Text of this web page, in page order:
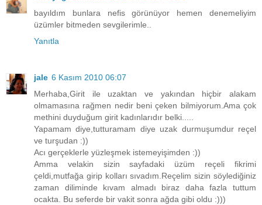
bayıldım bunlara nefis görünüyor hemen denemeliyim
üzümler bitmeden sevgilerimle..
Yanıtla
jale 6 Kasım 2010 06:07
Merhaba,Girit ile uzaktan ve yakından hiçbir alakam
olmamasına rağmen nedir beni çeken bilmiyorum.Ama çok
methini duyduğum girit kadınlarıdır belki.....
Yapamam diye,tutturamam diye uzak durmuşumdur reçel
ve turşudan :))
Acı gerçeklerle yüzleşmek istemeyişimden :))
Amma velakin sizin sayfadaki üzüm reçeli fikrimi
çeldi,mutfağa girip kolları sıvadım.Reçelim sizin söylediğiniz
zaman diliminde kıvam almadı biraz daha fazla tuttum
ocakta. Bu seferde bir vakit sonra ağda gibi oldu :)))